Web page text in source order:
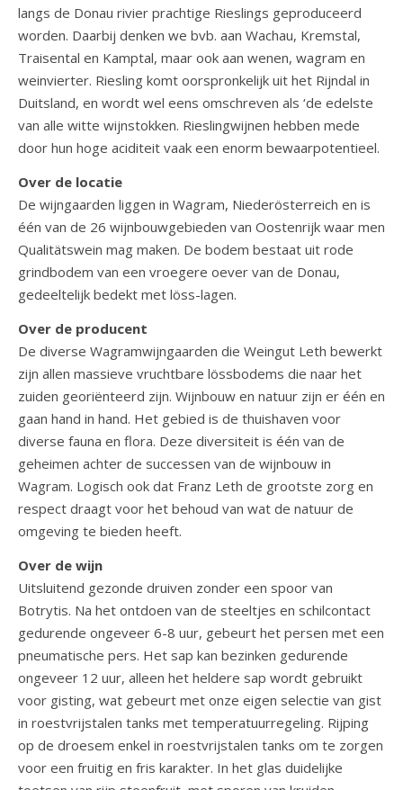
langs de Donau rivier prachtige Rieslings geproduceerd
worden. Daarbij denken we bvb. aan Wachau, Kremstal,
Traisental en Kamptal, maar ook aan wenen, wagram en
weinvierter. Riesling komt oorspronkelijk uit het Rijndal in
Duitsland, en wordt wel eens omschreven als ‘de edelste
van alle witte wijnstokken. Rieslingwijnen hebben mede
door hun hoge aciditeit vaak een enorm bewaarpotentieel.
Over de locatie
De wijngaarden liggen in Wagram, Niederösterreich en is
één van de 26 wijnbouwgebieden van Oostenrijk waar men
Qualitätswein mag maken. De bodem bestaat uit rode
grindbodem van een vroegere oever van de Donau,
gedeeltelijk bedekt met löss-lagen.
Over de producent
De diverse Wagramwijngaarden die Weingut Leth bewerkt
zijn allen massieve vruchtbare lössbodems die naar het
zuiden georiënteerd zijn. Wijnbouw en natuur zijn er één en
gaan hand in hand. Het gebied is de thuishaven voor
diverse fauna en flora. Deze diversiteit is één van de
geheimen achter de successen van de wijnbouw in
Wagram. Logisch ook dat Franz Leth de grootste zorg en
respect draagt voor het behoud van wat de natuur de
omgeving te bieden heeft.
Over de wijn
Uitsluitend gezonde druiven zonder een spoor van
Botrytis. Na het ontdoen van de steeltjes en schilcontact
gedurende ongeveer 6-8 uur, gebeurt het persen met een
pneumatische pers. Het sap kan bezinken gedurende
ongeveer 12 uur, alleen het heldere sap wordt gebruikt
voor gisting, wat gebeurt met onze eigen selectie van gist
in roestvrijstalen tanks met temperatuurregeling. Rijping
op de droesem enkel in roestvrijstalen tanks om te zorgen
voor een fruitig en fris karakter. In het glas duidelijke